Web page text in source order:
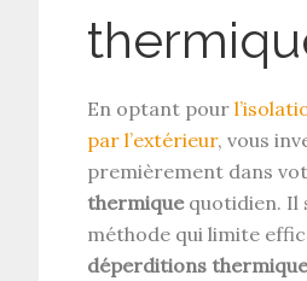
En optant pour
par l’extérieur, vous
premièrement dans
thermiquequotidien. Il
méthode qui limite
déperditions